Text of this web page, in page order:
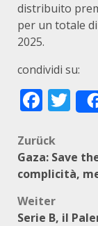
distribuito
per un totale
2025.
condividi su:
Zurück
Gaza: Save
complicità,
Weiter
Serie B, il